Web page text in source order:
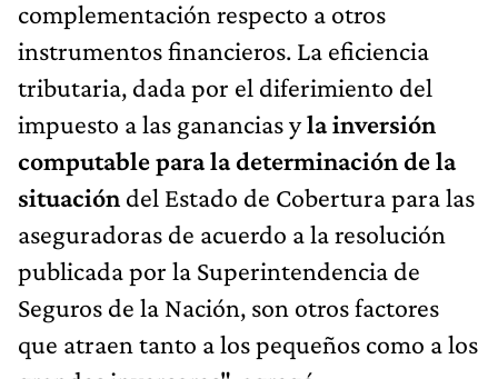
complementación respecto a otros
instrumentos financieros. La eficiencia
tributaria, dada por el diferimiento del
impuesto a las ganancias yla inversión
computable para la determinación de la
situación del Estado de Cobertura para las
aseguradoras de acuerdo a la resolución
publicada por la Superintendencia de
Seguros de la Nación, son otros factores
que atraen tanto a los pequeños como a los